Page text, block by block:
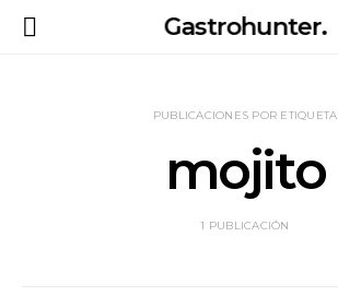
Gastrohunter.
PUBLICACIONES POR ETIQUETA
mojito
1 PUBLICACIÓN